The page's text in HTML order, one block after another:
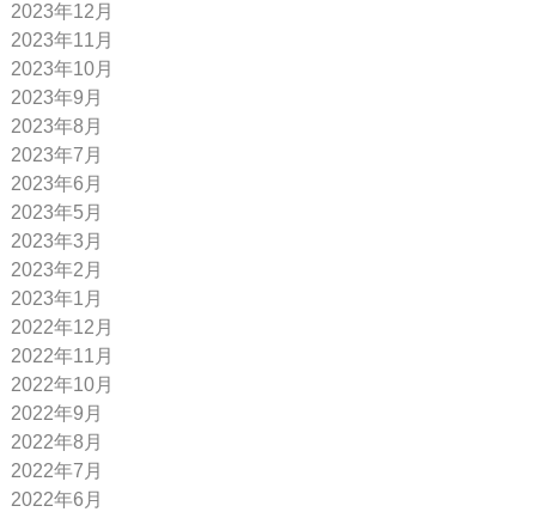
2023年12月
2023年11月
2023年10月
2023年9月
2023年8月
2023年7月
2023年6月
2023年5月
2023年3月
2023年2月
2023年1月
2022年12月
2022年11月
2022年10月
2022年9月
2022年8月
2022年7月
2022年6月